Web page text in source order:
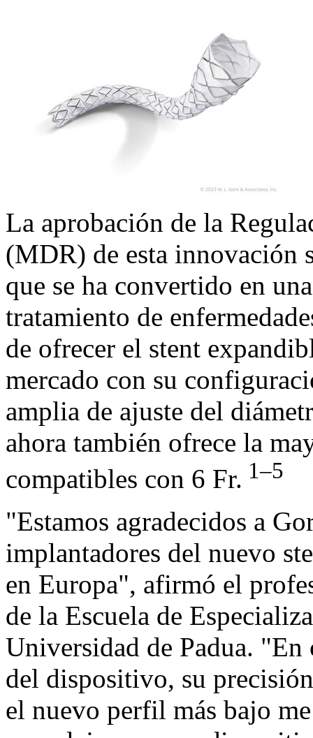
La aprobación de la
(MDR) de esta innovación
que se ha convertido en
tratamiento de
de ofrecer el stent
mercado con su
amplia de ajuste del
ahora también ofrece la
compatibles con 6 Fr. 1–5
"Estamos agradecidos a
implantadores del nuevo
en Europa", afirmó el
de la Escuela de
Universidad de Padua.
del dispositivo, su
el nuevo perfil más bajo